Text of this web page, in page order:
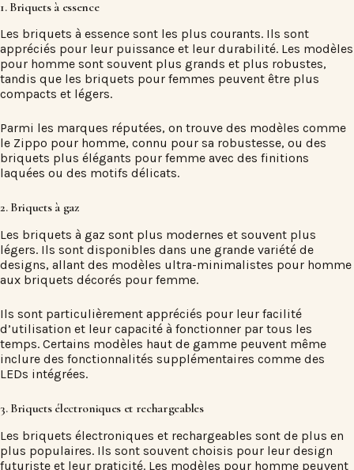
1. Briquets à essence
Les briquets à essence sont les plus courants. Ils sont
appréciés pour leur puissance et leur durabilité. Les modèles
pour homme sont souvent plus grands et plus robustes,
tandis que les briquets pour femmes peuvent être plus
compacts et légers.
Parmi les marques réputées, on trouve des modèles comme
le Zippo pour homme, connu pour sa robustesse, ou des
briquets plus élégants pour femme avec des finitions
laquées ou des motifs délicats.
2. Briquets à gaz
Les briquets à gaz sont plus modernes et souvent plus
légers. Ils sont disponibles dans une grande variété de
designs, allant des modèles ultra-minimalistes pour homme
aux briquets décorés pour femme.
Ils sont particulièrement appréciés pour leur facilité
d’utilisation et leur capacité à fonctionner par tous les
temps. Certains modèles haut de gamme peuvent même
inclure des fonctionnalités supplémentaires comme des
LEDs intégrées.
3. Briquets électroniques et rechargeables
Les briquets électroniques et rechargeables sont de plus en
plus populaires. Ils sont souvent choisis pour leur design
futuriste et leur praticité. Les modèles pour homme peuvent